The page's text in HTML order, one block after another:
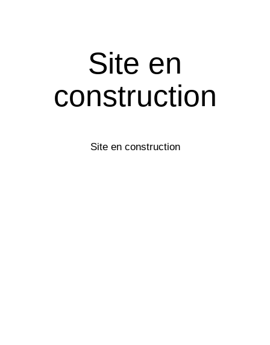
Site en
construction
Site en construction